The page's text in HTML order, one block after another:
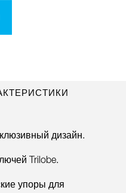
дизайн.
Trilobe.
упоры для